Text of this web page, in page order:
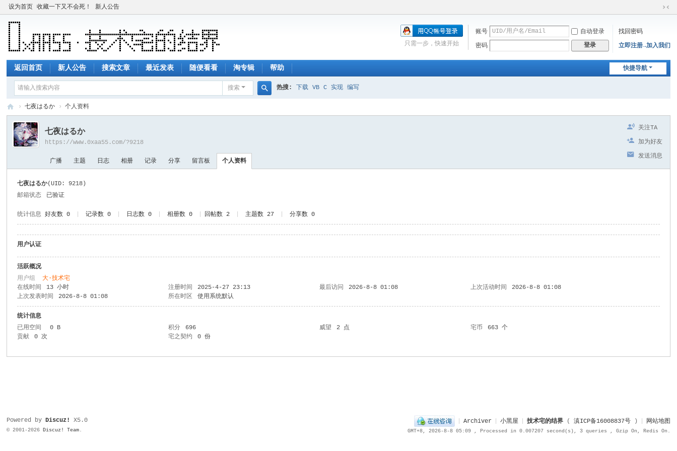
设为首页 收藏一下又不会死！ 新人公告
切
窄
账号 自动登录
找回密码
密码
登录 立即注册→加入我们
只需一步，快速开始
快捷导航
返回首页 新人公告 搜索文章 最近发表 随便看看 淘专辑 帮助
搜索
索
热搜: 下载 VB C 实现 编写
技
术
宅
› 七夜はるか › 个人资料
关注TA
加为好友
发送消息
七夜はるか
https://www.0xaa55.com/?9218
广播 主题 日志 相册 记录 分享 留言板 个人资料
七夜はるか(UID: 9218)
邮箱状态
已验证
统计信息 好友数 0 记录数 0 日志数 0 相册数 0 回帖数 2 主题数 27 分享数 0
用户认证
活跃概况
用户组大·技术宅
在线时间
13 小时 注册时间 2025-4-27 23:13 最后访问 2026-8-8 01:08 上次活动时间
2026-8-8 01:08
上次发表时间
2026-8-8 01:08 所在时区 使用系统默认
统计信息
已用空间
0 B 积分 696 威望 2 点 宅币
663 个
贡献
0 次 宅之契约 0 份
Archiver 小黑屋 技术宅的结界( 滇ICP备16008837号) 网站地图
GMT+8, 2026-8-8 05:09, Processed in 0.007207 second(s), 3 queries , Gzip On, Redis On.
Powered byDiscuz! X5.0
© 2001-2026 Discuz! Team.